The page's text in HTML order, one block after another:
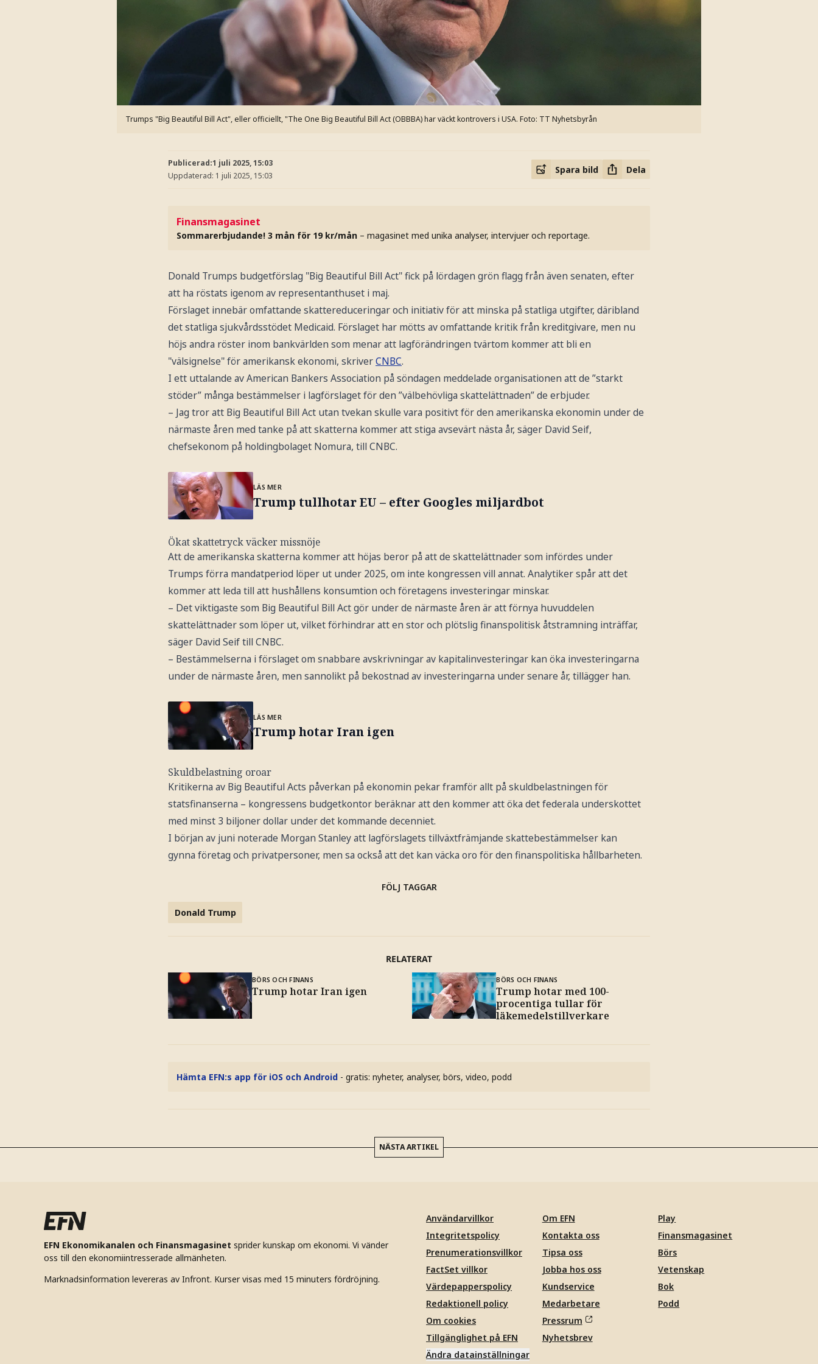
Trumps "Big Beautiful Bill Act", eller officiellt, "The One Big Beautiful Bill Act (OBBBA) har väckt kontrovers i USA. Foto: TT Nyhetsbyrån
Publicerad:1 juli 2025, 15:03
Uppdaterad: 1 juli 2025, 15:03
Spara bild Dela
Finansmagasinet
Sommarerbjudande! 3 mån för 19 kr/mån – magasinet med unika analyser, intervjuer och reportage.
Donald Trumps budgetförslag "Big Beautiful Bill Act" fick på lördagen grön flagg från även senaten, efter
att ha röstats igenom av representanthuset i maj.
Förslaget innebär omfattande skattereduceringar och initiativ för att minska på statliga utgifter, däribland
det statliga sjukvårdsstödet Medicaid. Förslaget har mötts av omfattande kritik från kreditgivare, men nu
höjs andra röster inom bankvärlden som menar att lagförändringen tvärtom kommer att bli en
"välsignelse" för amerikansk ekonomi, skriverCNBC.
I ett uttalande av American Bankers Association på söndagen meddelade organisationen att de ”starkt
stöder” många bestämmelser i lagförslaget för den ”välbehövliga skattelättnaden” de erbjuder.
– Jag tror att Big Beautiful Bill Act utan tvekan skulle vara positivt för den amerikanska ekonomin under de
närmaste åren med tanke på att skatterna kommer att stiga avsevärt nästa år, säger David Seif,
chefsekonom på holdingbolaget Nomura, till CNBC.
LÄS MER
Trump tullhotar EU – efter Googles miljardbot
Ökat skattetryck väcker missnöje
Att de amerikanska skatterna kommer att höjas beror på att de skattelättnader som infördes under
Trumps förra mandatperiod löper ut under 2025, om inte kongressen vill annat. Analytiker spår att det
kommer att leda till att hushållens konsumtion och företagens investeringar minskar.
– Det viktigaste som Big Beautiful Bill Act gör under de närmaste åren är att förnya huvuddelen
skattelättnader som löper ut, vilket förhindrar att en stor och plötslig finanspolitisk åtstramning inträffar,
säger David Seif till CNBC.
– Bestämmelserna i förslaget om snabbare avskrivningar av kapitalinvesteringar kan öka investeringarna
under de närmaste åren, men sannolikt på bekostnad av investeringarna under senare år, tillägger han.
LÄS MER
Trump hotar Iran igen
Skuldbelastning oroar
Kritikerna av Big Beautiful Acts påverkan på ekonomin pekar framför allt på skuldbelastningen för
statsfinanserna – kongressens budgetkontor beräknar att den kommer att öka det federala underskottet
med minst 3 biljoner dollar under det kommande decenniet.
I början av juni noterade Morgan Stanley att lagförslagets tillväxtfrämjande skattebestämmelser kan
gynna företag och privatpersoner, men sa också att det kan väcka oro för den finanspolitiska hållbarheten.
FÖLJ TAGGAR
Donald Trump
RELATERAT
BÖRS OCH FINANS
Trump hotar Iran igen
BÖRS OCH FINANS
Trump hotar med 100-
procentiga tullar för
läkemedelstillverkare
Hämta EFN:s app för iOS och Android - gratis: nyheter, analyser, börs, video, podd
NÄSTA ARTIKEL
EFN Ekonomikanalen och Finansmagasinet sprider kunskap om ekonomi. Vi vänder
oss till den ekonomiintresserade allmänheten.
Marknadsinformation levereras av Infront. Kurser visas med 15 minuters fördröjning.
Användarvillkor
Integritetspolicy
Prenumerationsvillkor
FactSet villkor
Värdepapperspolicy
Redaktionell policy
Om cookies
Tillgänglighet på EFN
Ändra datainställningar
Om EFN
Kontakta oss
Tipsa oss
Jobba hos oss
Kundservice
Medarbetare
Pressrum
Nyhetsbrev
Play
Finansmagasinet
Börs
Vetenskap
Bok
Podd